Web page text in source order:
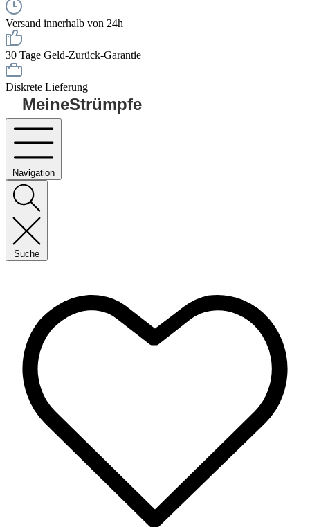
Versand innerhalb von 24h
30 Tage Geld-Zurück-Garantie
Diskrete Lieferung
MeineStrümpfe
Navigation
Suche